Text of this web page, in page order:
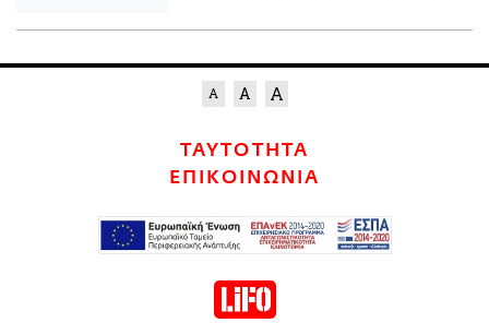
ΤΑΥΤΟΤΗΤΑ
ΕΠΙΚΟΙΝΩΝΙΑ